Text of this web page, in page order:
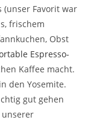
(unser Favorit war
frischem
Obst
Espresso-
Kaffee macht.
den Yosemite.
gut gehen
unserer